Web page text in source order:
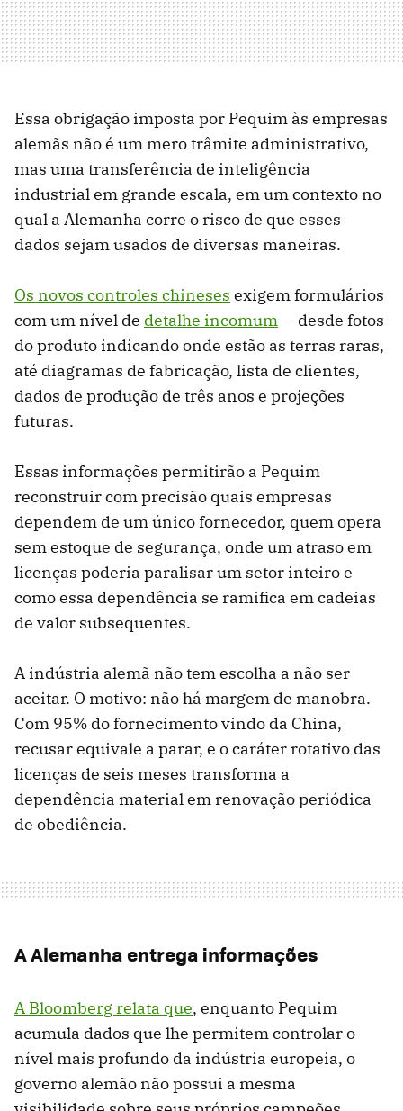
Essa obrigação imposta por Pequim às empresas
alemãs não é um mero trâmite administrativo,
mas uma transferência de inteligência
industrial em grande escala, em um contexto no
qual a Alemanha corre o risco de que esses
dados sejam usados de diversas maneiras.
Os novos controles chineses exigem formulários
com um nível de detalhe incomum— desde fotos
do produto indicando onde estão as terras raras,
até diagramas de fabricação, lista de clientes,
dados de produção de três anos e projeções
futuras.
Essas informações permitirão a Pequim
reconstruir com precisão quais empresas
dependem de um único fornecedor, quem opera
sem estoque de segurança, onde um atraso em
licenças poderia paralisar um setor inteiro e
como essa dependência se ramifica em cadeias
de valor subsequentes.
A indústria alemã não tem escolha a não ser
aceitar. O motivo: não há margem de manobra.
Com 95% do fornecimento vindo da China,
recusar equivale a parar, e o caráter rotativo das
licenças de seis meses transforma a
dependência material em renovação periódica
de obediência.
A Alemanha entrega informações
A Bloomberg relata que, enquanto Pequim
acumula dados que lhe permitem controlar o
nível mais profundo da indústria europeia, o
governo alemão não possui a mesma